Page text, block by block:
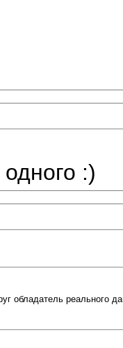
:)
обладатель реального